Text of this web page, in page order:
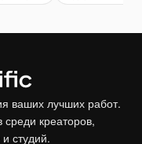
ваших лучших работ.
креаторов,
студий.